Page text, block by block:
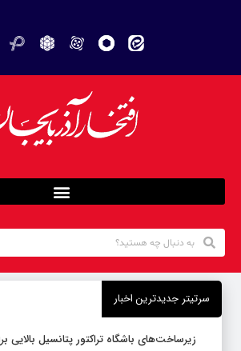
سرتیتر جدیدترین اخبار
زیرساخت‌های باشگاه تراکتور پتانسیل بالایی